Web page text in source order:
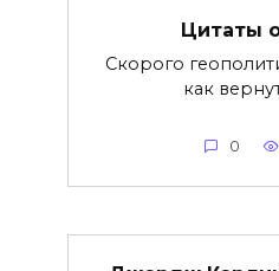
Цитаты
Скорого
как
0